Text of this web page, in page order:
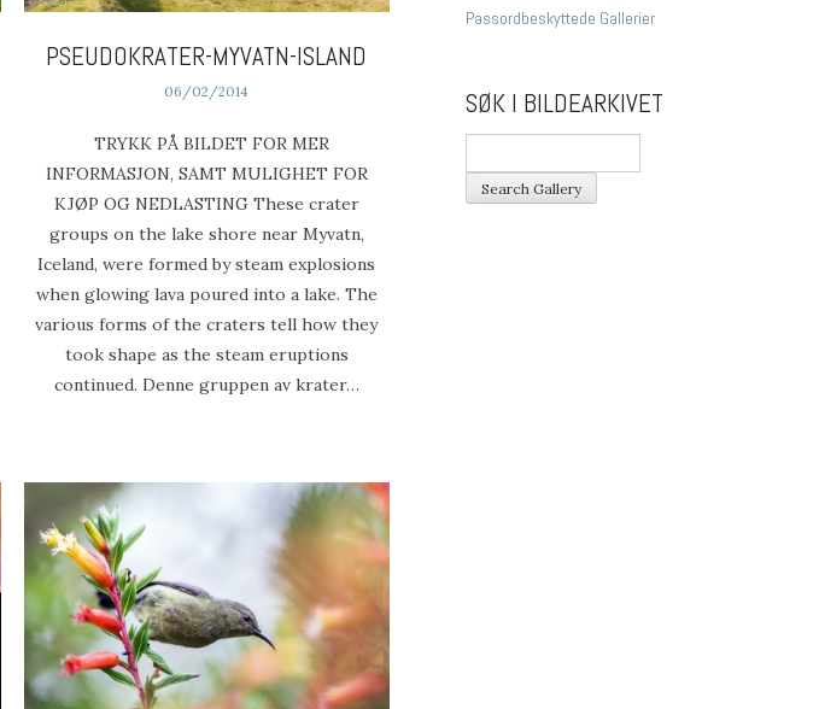
PSEUDOKRATER-MYVATN-ISLAND
06/02/2014
TRYKK PÅ BILDET FOR MER
INFORMASJON, SAMT MULIGHET FOR
KJØP OG NEDLASTING These crater
groups on the lake shore near Myvatn,
Iceland, were formed by steam explosions
when glowing lava poured into a lake. The
various forms of the craters tell how they
took shape as the steam eruptions
continued. Denne gruppen av krater…
Passordbeskyttede Gallerier
SØK I BILDEARKIVET